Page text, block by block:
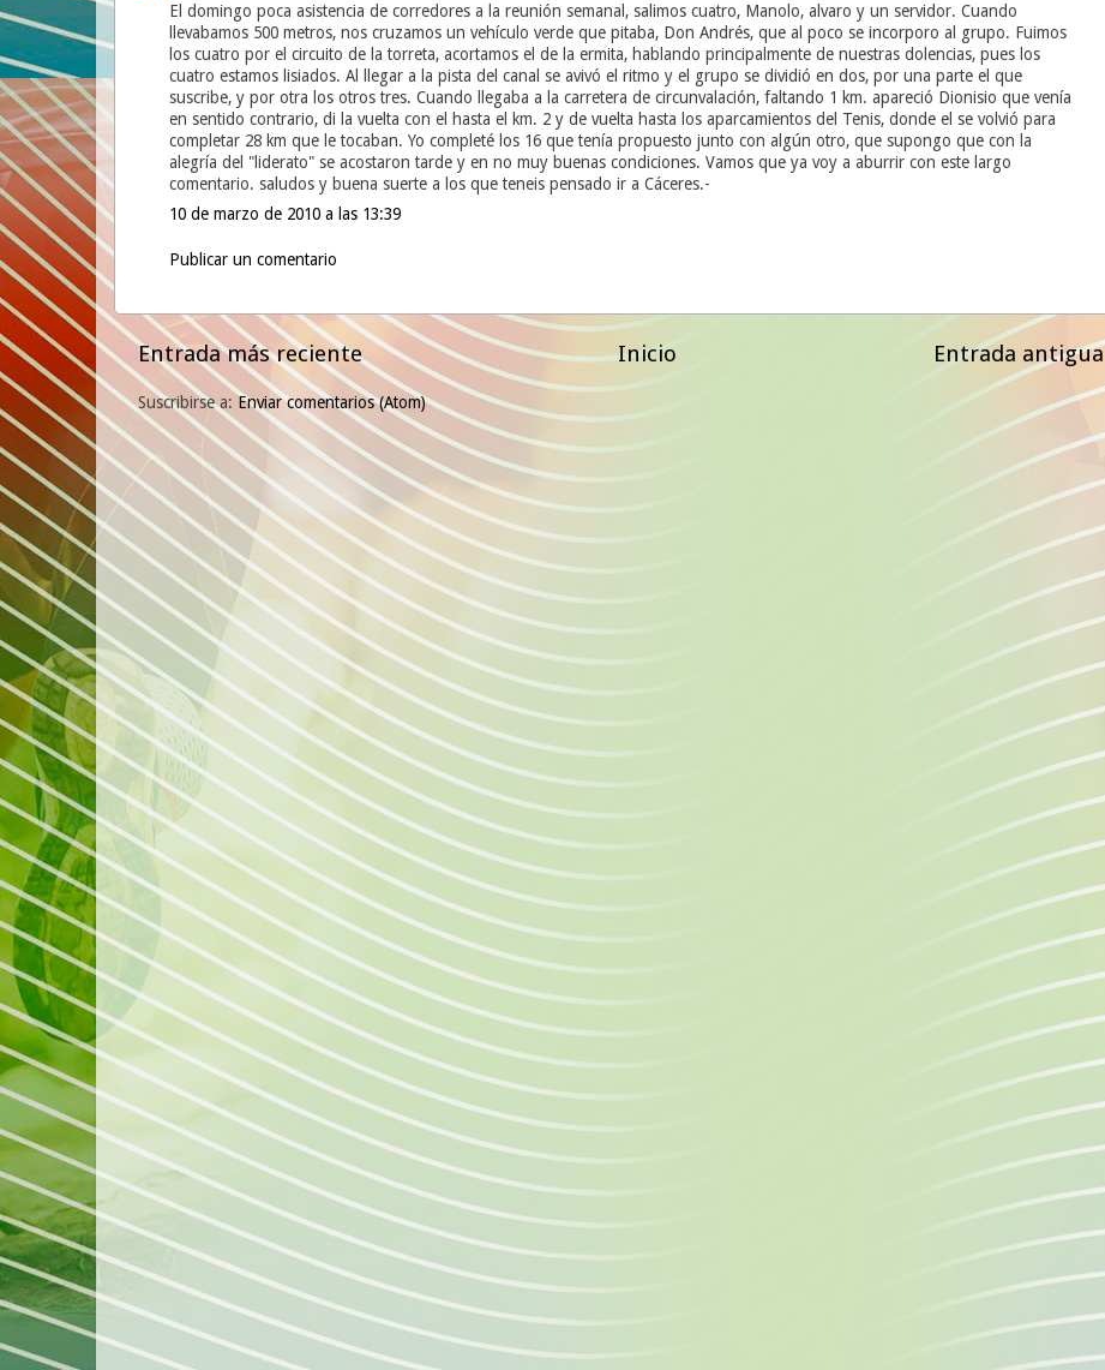
El domingo poca asistencia de corredores a la reunión semanal, salimos cuatro, Manolo, alvaro y un servidor. Cuando
llevabamos 500 metros, nos cruzamos un vehículo verde que pitaba, Don Andrés, que al poco se incorporo al grupo. Fuimos
los cuatro por el circuito de la torreta, acortamos el de la ermita, hablando principalmente de nuestras dolencias, pues los
cuatro estamos lisiados. Al llegar a la pista del canal se avivó el ritmo y el grupo se dividió en dos, por una parte el que
suscribe, y por otra los otros tres. Cuando llegaba a la carretera de circunvalación, faltando 1 km. apareció Dionisio que venía
en sentido contrario, di la vuelta con el hasta el km. 2 y de vuelta hasta los aparcamientos del Tenis, donde el se volvió para
completar 28 km que le tocaban. Yo completé los 16 que tenía propuesto junto con algún otro, que supongo que con la
alegría del "liderato" se acostaron tarde y en no muy buenas condiciones. Vamos que ya voy a aburrir con este largo
comentario. saludos y buena suerte a los que teneis pensado ir a Cáceres.-
10 de marzo de 2010 a las 13:39
Publicar un comentario
Entrada más reciente Entrada antigua
Inicio
Suscribirse a: Enviar comentarios (Atom)